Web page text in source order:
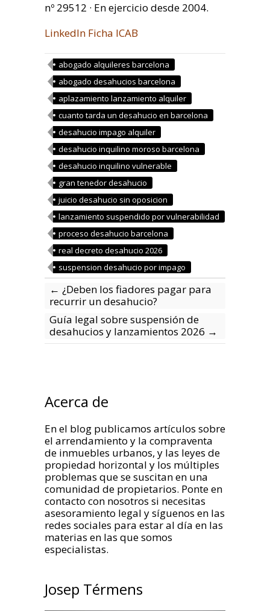
nº 29512 · En ejercicio desde 2004.
LinkedIn Ficha ICAB
abogado alquileres barcelona
abogado desahucios barcelona
aplazamiento lanzamiento alquiler
cuanto tarda un desahucio en barcelona
desahucio impago alquiler
desahucio inquilino moroso barcelona
desahucio inquilino vulnerable
gran tenedor desahucio
juicio desahucio sin oposicion
lanzamiento suspendido por vulnerabilidad
proceso desahucio barcelona
real decreto desahucio 2026
suspension desahucio por impago
← ¿Deben los fiadores pagar para
recurrir un desahucio?
Guía legal sobre suspensión de
desahucios y lanzamientos 2026 →
Acerca de
En el blog publicamos artículos sobre
el arrendamiento y la compraventa
de inmuebles urbanos, y las leyes de
propiedad horizontal y los múltiples
problemas que se suscitan en una
comunidad de propietarios. Ponte en
contacto con nosotros si necesitas
asesoramiento legal y síguenos en las
redes sociales para estar al día en las
materias en las que somos
especialistas.
Josep Térmens